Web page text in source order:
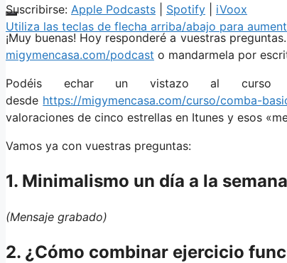
Utiliza las teclas de flecha arriba/abajo para
Suscribirse: Apple Podcasts Spotify
iVoox
¡Muy buenas! Hoy responderé a vuestras
migymencasa.com/podcast o mandarmela por
Podéis echar un vistazo al curso
desde https://migymencasa.com/curso/comba-
valoraciones de cinco estrellas en Itunes y esos
Vamos ya con vuestras preguntas:
1. Minimalismo un día a la semana
(Mensaje grabado)
2. ¿Cómo combinar ejercicio